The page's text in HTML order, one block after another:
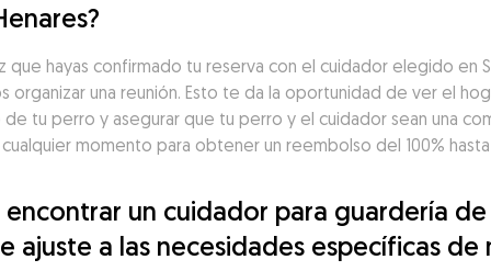
que hayas confirmado tu reserva con el cuidador elegido en
organizar una reunión. Esto te da la oportunidad de ver el
tu perro y asegurar que tu perro y el cuidador sean una
momento para obtener un reembolso del 100%
un cuidador para guardería
ajuste a las necesidades específicas de